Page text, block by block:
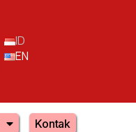
ID
EN
Kontak